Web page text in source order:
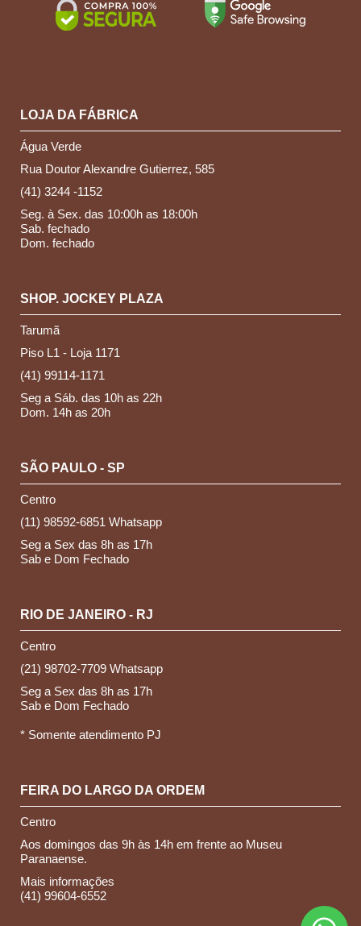
LOJA DA FÁBRICA
Água Verde
Rua Doutor Alexandre Gutierrez, 585
(41) 3244 -1152
Seg. à Sex. das 10:00h as 18:00h
Sab. fechado
Dom. fechado
SHOP. JOCKEY PLAZA
Tarumã
Piso L1 - Loja 1171
(41) 99114-1171
Seg a Sáb. das 10h as 22h
Dom. 14h as 20h
SÃO PAULO - SP
Centro
(11) 98592-6851 Whatsapp
Seg a Sex das 8h as 17h
Sab e Dom Fechado
RIO DE JANEIRO - RJ
Centro
(21) 98702-7709 Whatsapp
Seg a Sex das 8h as 17h
Sab e Dom Fechado
* Somente atendimento PJ
FEIRA DO LARGO DA ORDEM
Centro
Aos domingos das 9h às 14h em frente ao Museu
Paranaense.
Mais informações
(41) 99604-6552